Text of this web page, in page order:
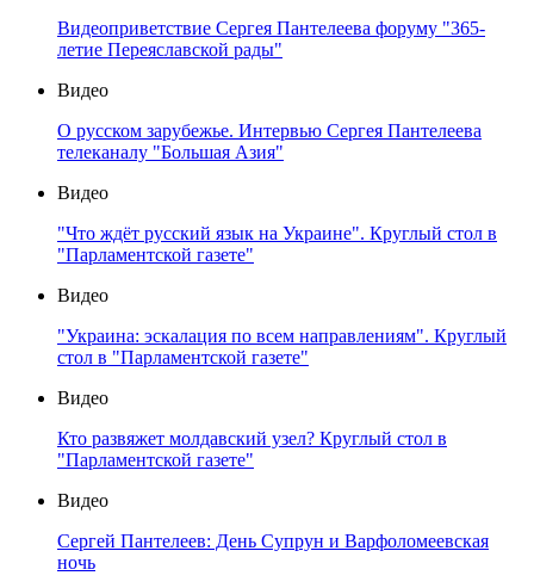
Видеоприветствие Сергея Пантелеева форуму "365-
летие Переяславской рады"
Видео
О русском зарубежье. Интервью Сергея Пантелеева
телеканалу "Большая Азия"
Видео
"Что ждёт русский язык на Украине". Круглый стол в
"Парламентской газете"
Видео
"Украина: эскалация по всем направлениям". Круглый
стол в "Парламентской газете"
Видео
Кто развяжет молдавский узел? Круглый стол в
"Парламентской газете"
Видео
Сергей Пантелеев: День Супрун и Варфоломеевская
ночь